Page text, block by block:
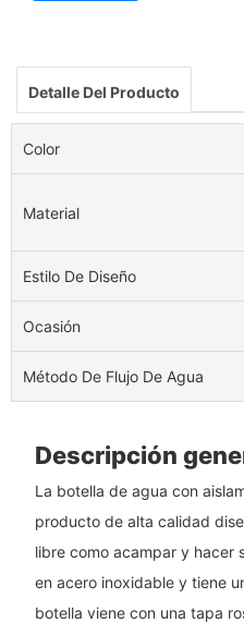
Detalle Del Producto
Color
Material
Estilo De Diseño
Ocasión
Método De Flujo De Agua
Descripción
La botella de agua con
producto de alta calidad
libre como acampar y hacer
en acero inoxidable y tiene
botella viene con una tapa